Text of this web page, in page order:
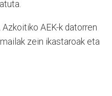
AEK-k datorren
zein ikastaroak eta